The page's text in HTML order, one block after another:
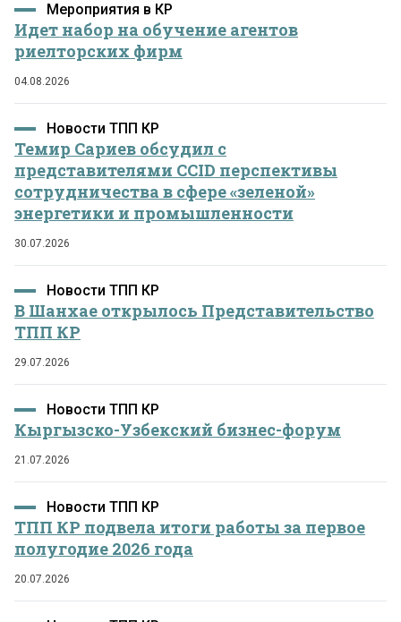
Мероприятия в КР
Идет набор на обучение агентов
риелторских фирм
04.08.2026
Новости ТПП КР
Темир Сариев обсудил с
представителями CCID перспективы
сотрудничества в сфере «зеленой»
энергетики и промышленности
30.07.2026
Новости ТПП КР
В Шанхае открылось Представительство
ТПП КР
29.07.2026
Новости ТПП КР
Кыргызско-Узбекский бизнес-форум
21.07.2026
Новости ТПП КР
ТПП КР подвела итоги работы за первое
полугодие 2026 года
20.07.2026